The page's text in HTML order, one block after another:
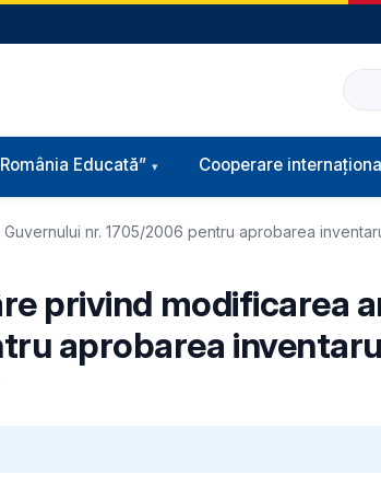
Caută
Educată” Cooperare
nr. 1705/2006 pentru aprobarea
privind modificarea
aprobarea